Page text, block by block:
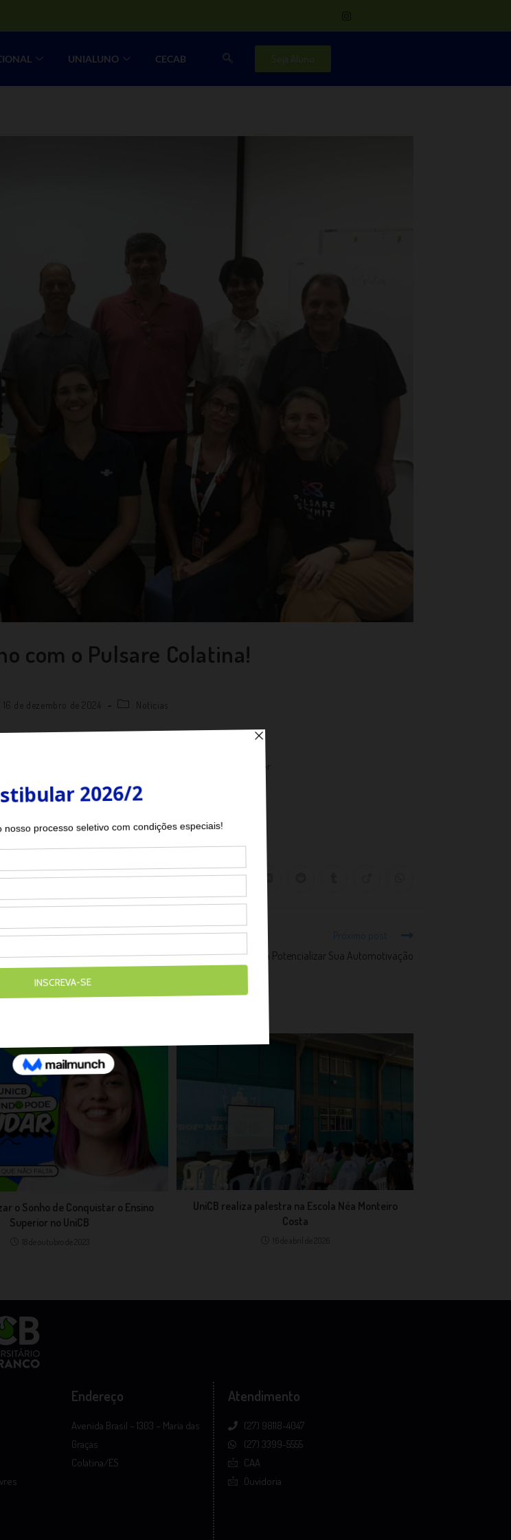
UNIALUNO CECAB Seja Aluno
com o Pulsare Colatina!
16 de dezembro de 2024 Notícias
, ecossistema local de inovação. Durante o encontro,
e aceitou permanecer
multi-institucional em2025.
empreendedorismo em nossa região!
Próximo post
Estratégias para Potencializar Sua Automotivação
o Sonho de Conquistar o Ensino
Superior no UniCB
18 de outubro de 2023
UniCB realiza palestra na Escola Néa Monteiro
Costa
16 de abril de 2026
Endereço
Avenida Brasil – 1303 – Maria das
Graças
Colatina/ES
Atendimento
(27) 98118-4047
(27) 3399-5555
CAA
Ouvidoria
sua experiência em nossos sites e
redes sociais. Se desejar, você pode
de seu navegador.Política de